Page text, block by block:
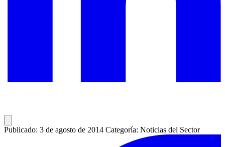
Publicado: 3 de agosto de 2014 Categoría: Noticias del Sector